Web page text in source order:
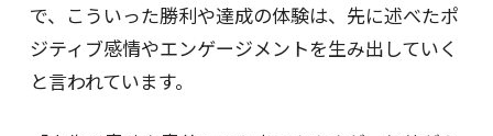
で、こういった勝利や達成の体験は、先に述べたポ
ジティブ感情やエンゲージメントを生み出していく
と言われています。